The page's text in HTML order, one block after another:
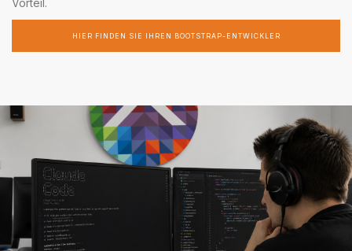
Vorteil.
HIER FINDEN SIE IHREN BOOTSTRAP-ENTWICKLER